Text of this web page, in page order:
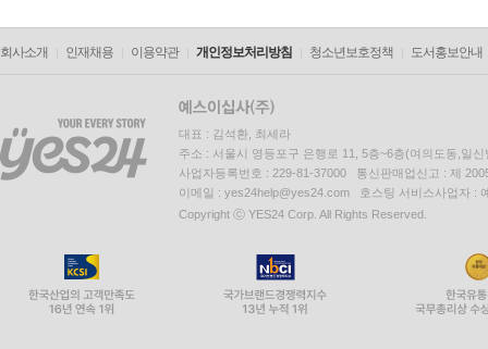
회사소개 인재채용 이용약관 개인정보처리방침 청소년보호정책 도서홍보안내
대표 : 김석환, 최세라
주소 : 서울시 영등포구 은행로 11, 5층~6층(여의도동,일신
사업자등록번호 : 229-81-37000 통신판매업신고 : 제
이메일 : yes24help@yes24.com 호스팅 서비스사업자 :
Copyright ⓒ YES24 Corp. All Rights Reserved.